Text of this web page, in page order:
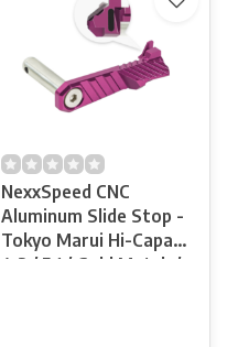
NexxSpeed CNC
Aluminum Slide Stop -
Tokyo Marui Hi-Capa
4.3 / 5.1 / Gold Match /